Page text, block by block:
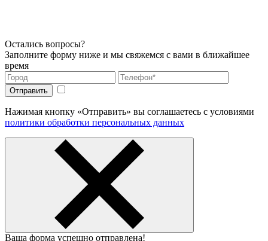
Остались вопросы?
Заполните форму ниже и мы свяжемся с вами в ближайшее
время
Нажимая кнопку «Отправить» вы соглашаетесь с условиями
политики обработки персональных данных
Ваша форма успешно отправлена!